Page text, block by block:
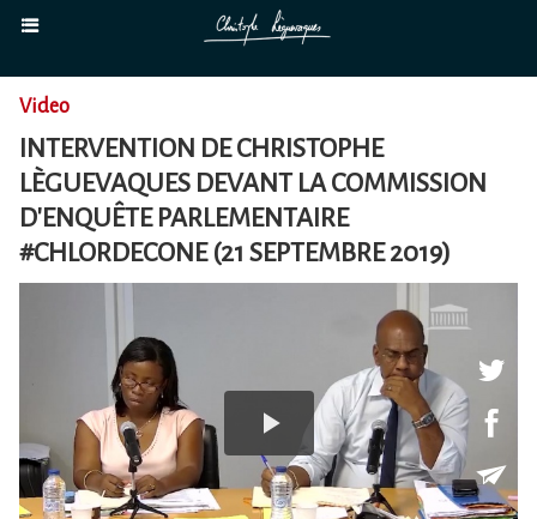
Video
INTERVENTION DE CHRISTOPHE
LÈGUEVAQUES DEVANT LA COMMISSION
D'ENQUÊTE PARLEMENTAIRE
#CHLORDECONE (21 SEPTEMBRE 2019)